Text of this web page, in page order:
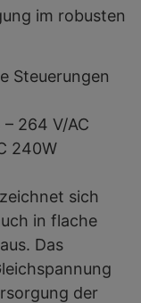
im robusten
Steuerungen
264 V/AC
240W
sich
in flache
Das
der